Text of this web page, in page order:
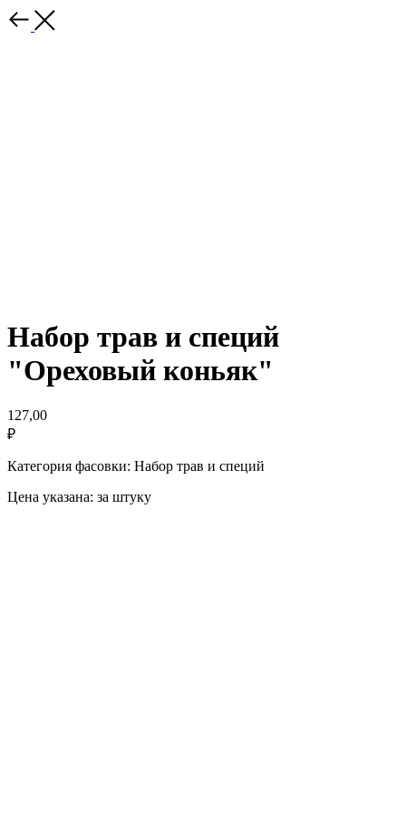
Набор трав и специй
"Ореховый коньяк"
127,00
₽
Категория фасовки: Набор трав и специй
Цена указана: за штуку